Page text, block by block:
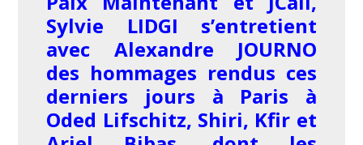
Sylvie LIDGI s’entretient
avec Alexandre JOURNO
des hommages rendus ces
derniers jours à Paris à
Oded Lifschitz, Shiri, Kfir et